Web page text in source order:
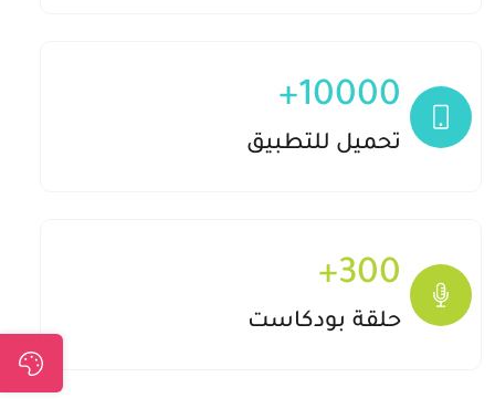
10000
+
10000
تحميل للتطبيق
300
+
+300
حلقة بودكاست